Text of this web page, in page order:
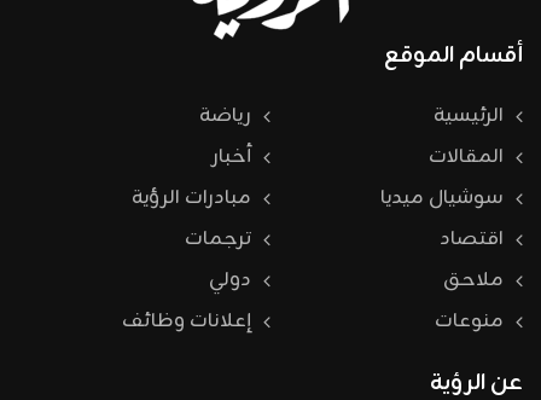
أقسام الموقع
الرئيسية
رياضة
المقالات
أخبار
سوشيال ميديا
مبادرات الرؤية
اقتصاد
ترجمات
ملاحق
دولي
منوعات
إعلانات وظائف
عن الرؤية